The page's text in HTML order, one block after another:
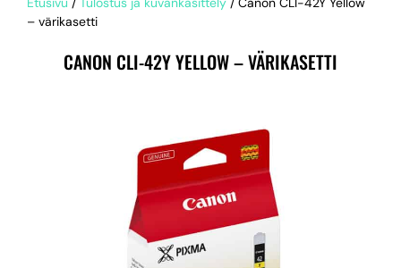
– värikasetti
CANON CLI-42Y YELLOW – VÄRIKASETTI